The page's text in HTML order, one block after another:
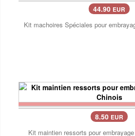
44.90 EUR
Kit machoires Spéciales pour
8.50 EUR
Kit maintien ressorts pour